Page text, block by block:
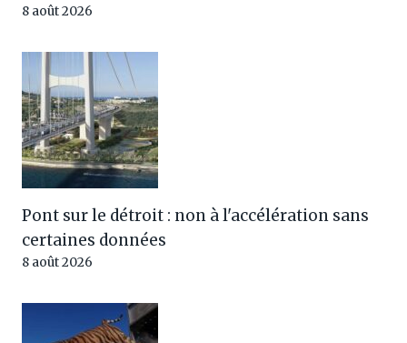
8 août 2026
Pont sur le détroit : non à l'accélération sans
certaines données
8 août 2026